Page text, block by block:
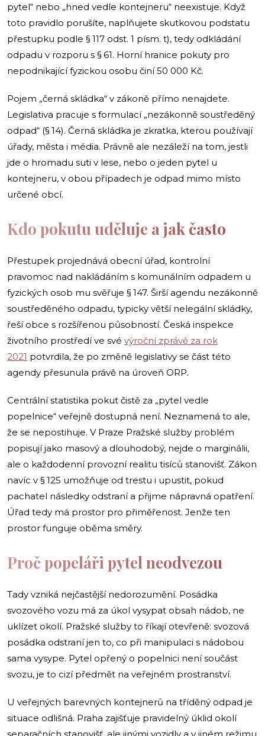
pytel“ nebo „hned vedle kontejneru“ neexistuje. Když
toto pravidlo porušíte, naplňujete skutkovou podstatu
přestupku podle § 117 odst. 1 písm. t), tedy odkládání
odpadu v rozporu s § 61. Horní hranice pokuty pro
nepodnikající fyzickou osobu činí 50 000 Kč.
Pojem „černá skládka“ v zákoně přímo nenajdete.
Legislativa pracuje s formulací „nezákonně soustředěný
odpad“ (§ 14). Černá skládka je zkratka, kterou používají
úřady, města i média. Právně ale nezáleží na tom, jestli
jde o hromadu suti v lese, nebo o jeden pytel u
kontejneru, v obou případech je odpad mimo místo
určené obcí.
Kdo pokutu uděluje a jak často
Přestupek projednává obecní úřad, kontrolní
pravomoc nad nakládáním s komunálním odpadem u
fyzických osob mu svěřuje § 147. Širší agendu nezákonně
soustředěného odpadu, typicky větší nelegální skládky,
řeší obce s rozšířenou působností. Česká inspekce
životního prostředí ve své výroční zprávě za rok
2021 potvrdila, že po změně legislativy se část této
agendy přesunula právě na úroveň ORP.
Centrální statistika pokut čistě za „pytel vedle
popelnice“ veřejně dostupná není. Neznamená to ale,
že se nepostihuje. V Praze Pražské služby problém
popisují jako masový a dlouhodobý, nejde o marginálii,
ale o každodenní provozní realitu tisíců stanovišť. Zákon
navíc v § 125 umožňuje od trestu i upustit, pokud
pachatel následky odstraní a přijme nápravná opatření.
Úřad tedy má prostor pro přiměřenost. Jenže ten
prostor funguje oběma směry.
Proč popeláři pytel neodvezou
Tady vzniká nejčastější nedorozumění. Posádka
svozového vozu má za úkol vysypat obsah nádob, ne
uklízet okolí. Pražské služby to říkají otevřeně: svozová
posádka odstraní jen to, co při manipulaci s nádobou
sama vysype. Pytel opřený o popelnici není součást
svozu, je to cizí předmět na veřejném prostranství.
U veřejných barevných kontejnerů na tříděný odpad je
situace odlišná. Praha zajišťuje pravidelný úklid okolí